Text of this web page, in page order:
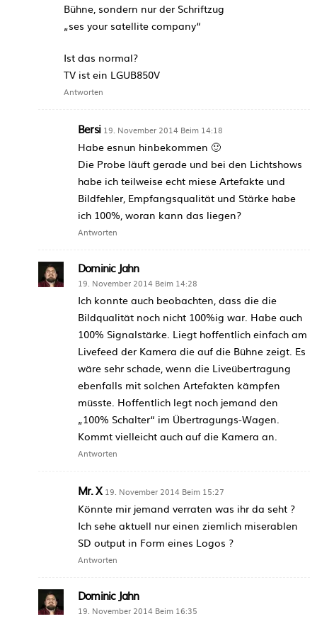
Bühne, sondern nur der Schriftzug
„ses your satellite company“
Ist das normal?
TV ist ein LGUB850V
Antworten
Bersi 19. November 2014 Beim 14:18
Habe esnun hinbekommen 🙂
Die Probe läuft gerade und bei den Lichtshows
habe ich teilweise echt miese Artefakte und
Bildfehler, Empfangsqualität und Stärke habe
ich 100%, woran kann das liegen?
Antworten
Dominic Jahn
19. November 2014 Beim 14:28
Ich konnte auch beobachten, dass die die
Bildqualität noch nicht 100%ig war. Habe auch
100% Signalstärke. Liegt hoffentlich einfach am
Livefeed der Kamera die auf die Bühne zeigt. Es
wäre sehr schade, wenn die Liveübertragung
ebenfalls mit solchen Artefakten kämpfen
müsste. Hoffentlich legt noch jemand den
„100% Schalter“ im Übertragungs-Wagen.
Kommt vielleicht auch auf die Kamera an.
Antworten
Mr. X 19. November 2014 Beim 15:27
Könnte mir jemand verraten was ihr da seht ?
Ich sehe aktuell nur einen ziemlich miserablen
SD output in Form eines Logos ?
Antworten
Dominic Jahn
19. November 2014 Beim 16:35